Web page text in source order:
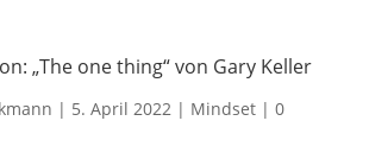
„The one thing“ von Gary Keller
| 5. April 2022| Mindset| 0